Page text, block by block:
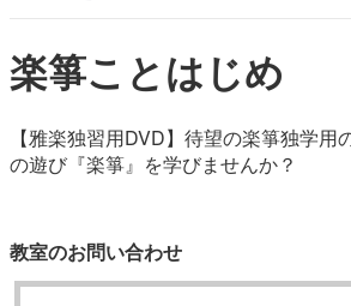
楽箏ことはじめ
【雅楽独習用DVD】待望の楽箏独学用
の遊び『楽箏』を学びませんか？
教室のお問い合わせ